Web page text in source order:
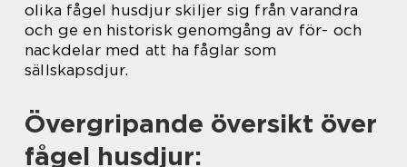
olika fågel husdjur skiljer sig från varandra
och ge en historisk genomgång av för- och
nackdelar med att ha fåglar som
sällskapsdjur.
Övergripande översikt över
fågel husdjur: